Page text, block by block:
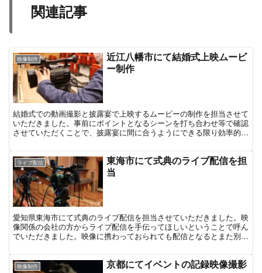
関連記事
映像制作
近江八幡市にて結婚式上映ムービ
ー制作
結婚式での動画撮影と披露宴で上映するムービーの制作を担当させて
いただきました。事前にポイントとなるシーンを打ち合わせ等で確認
させていただくことで、披露宴に間に合うようにできる限り効率的な
ライブ配信
東海市にて式典のライブ配信を担
当
愛知県東海市にて式典のライブ配信を担当させていただきました。映
像関係の会社の方からライブ配信を手伝ってほしいということで呼ん
でいただきました。映像に携わっておられても配信となるとまた別の
映像制作 京都にてイベントの記録映像撮影